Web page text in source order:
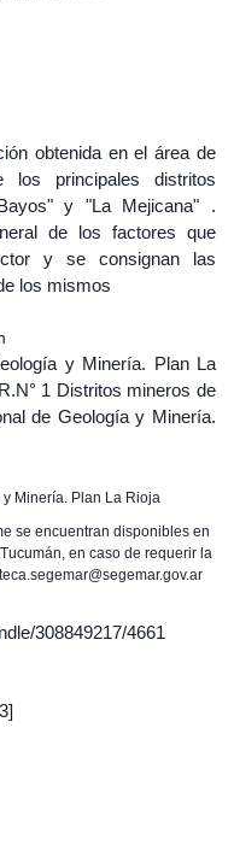
obtenida en el área de
los principales distritos
y "La Mejicana" .
de los factores que
y se consignan las
los mismos
y Minería. Plan La
1 Distritos mineros de
de Geología y Minería.
Minería. Plan La Rioja
se encuentran disponibles en
en caso de requerir la
308849217/4661